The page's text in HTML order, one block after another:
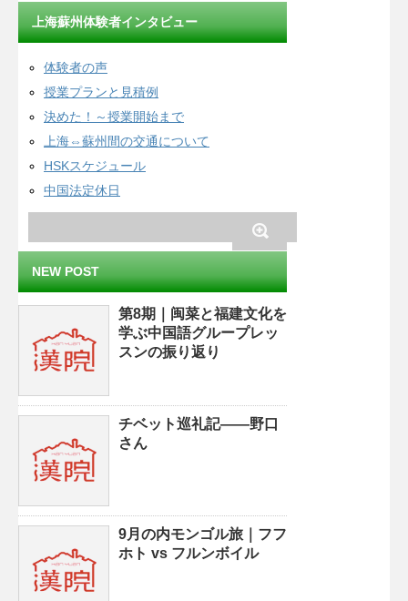
上海蘇州体験者インタビュー
体験者の声
授業プランと見積例
決めた！～授業開始まで
上海⇔蘇州間の交通について
HSKスケジュール
中国法定休日
NEW POST
第8期｜闽菜と福建文化を
学ぶ中国語グループレッ
スンの振り返り
チベット巡礼記——野口
さん
9月の内モンゴル旅｜フフ
ホト vs フルンボイル